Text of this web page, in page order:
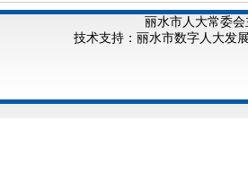
丽水市人大常委会
技术支持：丽水市数字人大发